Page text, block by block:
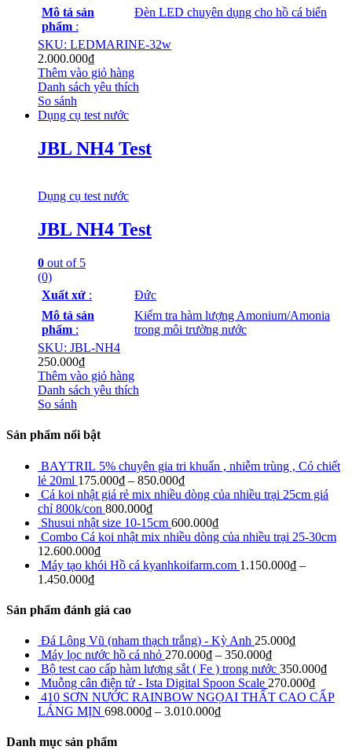
Mô tả sản
phẩm :
Đèn LED chuyên dụng cho hồ cá biển
SKU: LEDMARINE-32w
2.000.000₫
Thêm vào giỏ hàng
Danh sách yêu thích
So sánh
Dụng cụ test nước
JBL NH4 Test
Dụng cụ test nước
JBL NH4 Test
0 out of 5
(0)
Xuất xứ :
Đức
Mô tả sản
phẩm :
Kiểm tra hàm lượng Amonium/Amonia
trong môi trường nước
SKU: JBL-NH4
250.000₫
Thêm vào giỏ hàng
Danh sách yêu thích
So sánh
Sản phẩm nổi bật
BAYTRIL 5% chuyên gia tri khuẩn , nhiễm trùng , Có chiết
lẻ 20ml 175.000₫ – 850.000₫
Cá koi nhật giá rẻ mix nhiều dòng của nhiều trại 25cm giá
chỉ 800k/con 800.000₫
Shusui nhật size 10-15cm 600.000₫
Combo Cá koi nhật mix nhiều dòng của nhiều trại 25-30cm
12.600.000₫
Máy tạo khói Hồ cá kyanhkoifarm.com 1.150.000₫ –
1.450.000₫
Sản phẩm đánh giá cao
Đá Lông Vũ (nham thạch trắng) - Kỳ Anh 25.000₫
Máy lọc nước hồ cá nhỏ 270.000₫ – 350.000₫
Bộ test cao cấp hàm lượng sắt ( Fe ) trong nước 350.000₫
Muỗng cân điện tử - Ista Digital Spoon Scale 270.000₫
410 SƠN NƯỚC RAINBOW NGỌAI THẤT CAO CẤP
LÁNG MỊN 698.000₫ – 3.010.000₫
Danh mục sản phẩm